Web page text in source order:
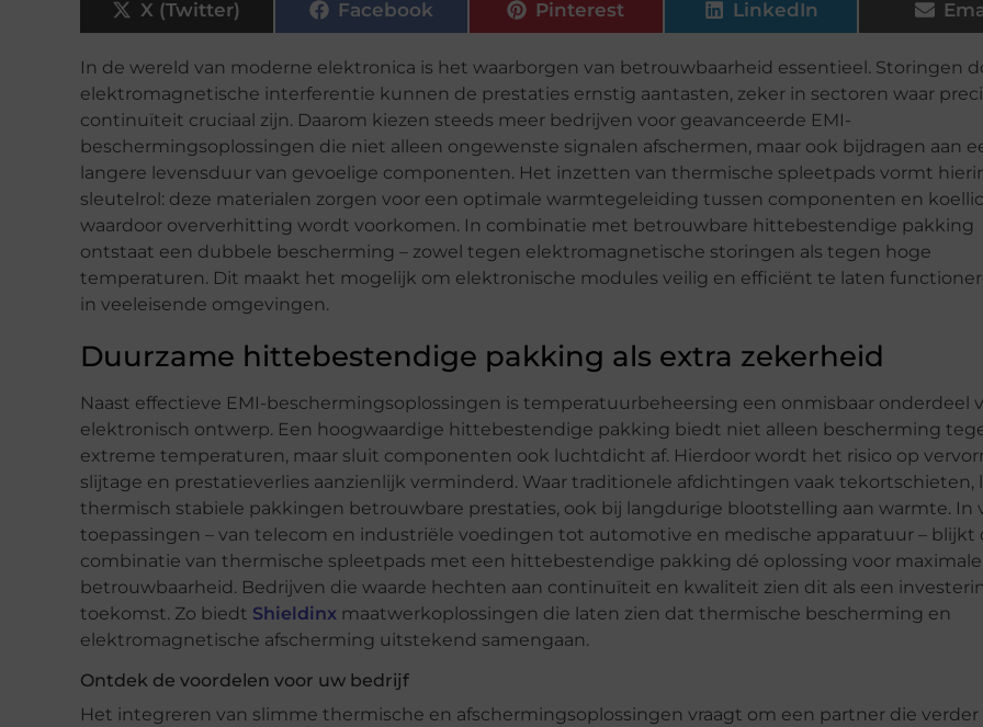
X (Twitter) Facebook Pinterest LinkedIn
In de wereld van moderne elektronica is het waarborgen van betrouwbaarheid essentieel. Storingen
elektromagnetische interferentie kunnen de prestaties ernstig aantasten, zeker in sectoren waar
continuïteit cruciaal zijn. Daarom kiezen steeds meer bedrijven voor geavanceerde EMI-
beschermingsoplossingen die niet alleen ongewenste signalen afschermen, maar ook bijdragen aan
langere levensduur van gevoelige componenten. Het inzetten van thermische spleetpads vormt
sleutelrol: deze materialen zorgen voor een optimale warmtegeleiding tussen componenten en
waardoor oververhitting wordt voorkomen. In combinatie met betrouwbare hittebestendige pakking
ontstaat een dubbele bescherming – zowel tegen elektromagnetische storingen als tegen hoge
temperaturen. Dit maakt het mogelijk om elektronische modules veilig en efficiënt te laten
in veeleisende omgevingen.
Duurzame hittebestendige pakking als extra zekerheid
Naast effectieve EMI-beschermingsoplossingen is temperatuurbeheersing een onmisbaar onderdeel
elektronisch ontwerp. Een hoogwaardige hittebestendige pakking biedt niet alleen bescherming
extreme temperaturen, maar sluit componenten ook luchtdicht af. Hierdoor wordt het risico op
slijtage en prestatieverlies aanzienlijk verminderd. Waar traditionele afdichtingen vaak tekortschieten,
thermisch stabiele pakkingen betrouwbare prestaties, ook bij langdurige blootstelling aan warmte. In
toepassingen – van telecom en industriële voedingen tot automotive en medische apparatuur – blijkt
combinatie van thermische spleetpads met een hittebestendige pakking dé oplossing voor maximale
betrouwbaarheid. Bedrijven die waarde hechten aan continuïteit en kwaliteit zien dit als een
toekomst. Zo biedt Shieldinx maatwerkoplossingen die laten zien dat thermische bescherming en
elektromagnetische afscherming uitstekend samengaan.
Ontdek de voordelen voor uw bedrijf
Het integreren van slimme thermische en afschermingsoplossingen vraagt om een partner die